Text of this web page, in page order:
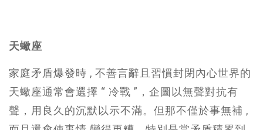
天蠍座
家庭矛盾爆發時 , 不善言辭且習慣封閉內心世界的
天蠍座通常會選擇 “ 冷戰 ”，企圖以無聲對抗有
聲，用良久的沉默以示不滿。但那不僅於事無補 ,